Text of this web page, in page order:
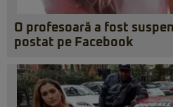
O profesoară a fost
postat pe Facebook